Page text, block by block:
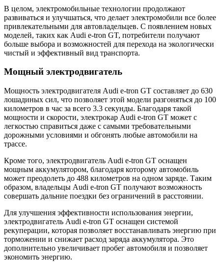
В целом, электромобильные технологии продолжают
развиваться и улучшаться, что делает электромобили все более
привлекательными для автовладельцев. С появлением новых
моделей, таких как Audi e-tron GT, потребители получают
больше выбора и возможностей для перехода на экологически
чистый и эффективный вид транспорта.
Мощный электродвигатель
Мощность электродвигателя Audi e-tron GT составляет до 630
лошадиных сил, что позволяет этой модели разгоняться до 100
километров в час за всего 3.3 секунды. Благодаря такой
мощности и скорости, электрокар Audi e-tron GT может с
легкостью справиться даже с самыми требовательными
дорожными условиями и обгонять любые автомобили на
трассе.
Кроме того, электродвигатель Audi e-tron GT оснащен
мощным аккумулятором, благодаря которому автомобиль
может преодолеть до 488 километров на одном заряде. Таким
образом, владельцы Audi e-tron GT получают возможность
совершать дальние поездки без ограничений в расстоянии.
Для улучшения эффективности использования энергии,
электродвигатель Audi e-tron GT оснащен системой
рекуперации, которая позволяет восстанавливать энергию при
торможении и снижает расход заряда аккумулятора. Это
дополнительно увеличивает пробег автомобиля и позволяет
экономить энергию.